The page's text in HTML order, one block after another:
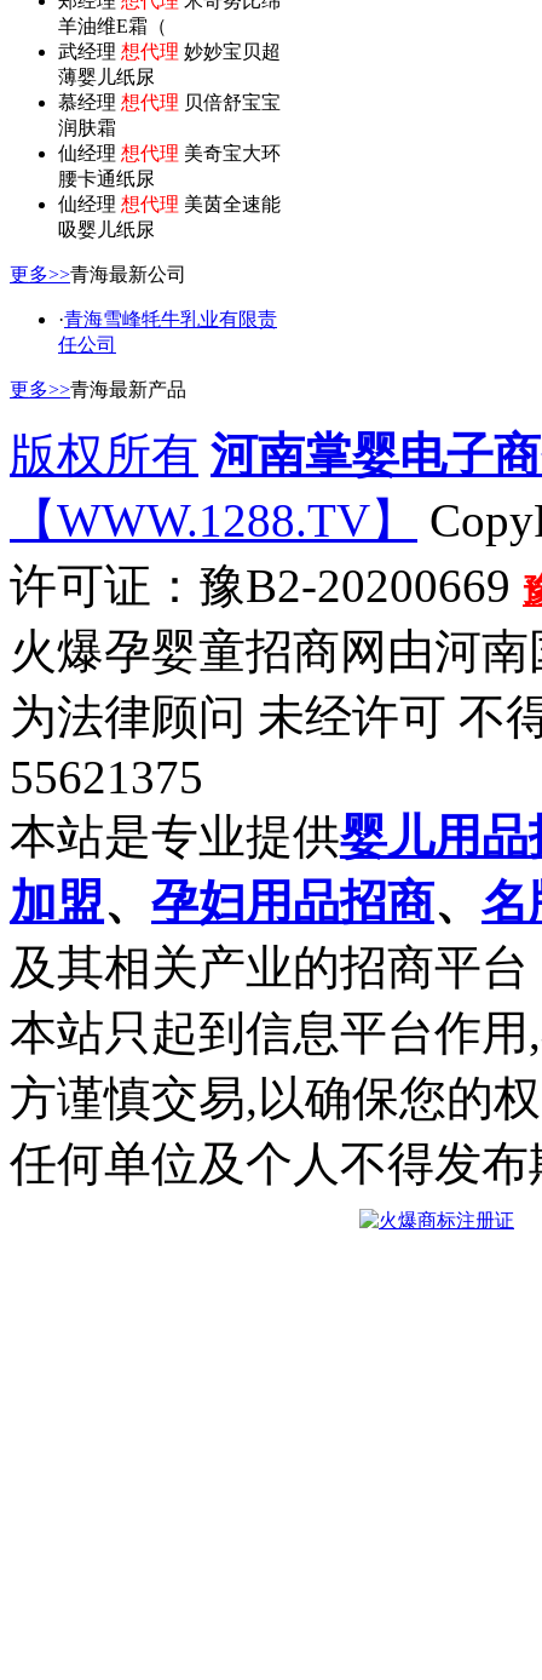
羊油维E霜（
武经理 想代理 妙妙宝贝超
薄婴儿纸尿
慕经理 想代理 贝倍舒宝宝
润肤霜
仙经理 想代理 美奇宝大环
腰卡通纸尿
仙经理 想代理 美茵全速能
吸婴儿纸尿
更多>>青海最新公司
·青海雪峰牦牛乳业有限责
任公司
更多>>青海最新产品
版权所有 河南掌婴电子
【WWW.1288.TV】
许可证：豫B2-20200669
火爆孕婴童招商网由河
为法律顾问 未经许可 不
55621375
本站是专业提供婴儿用品
加盟、 孕妇用品招商、 名
及其相关产业的招商平台
本站只起到信息平台作
方谨慎交易,以确保您的
任何单位及个人不得发